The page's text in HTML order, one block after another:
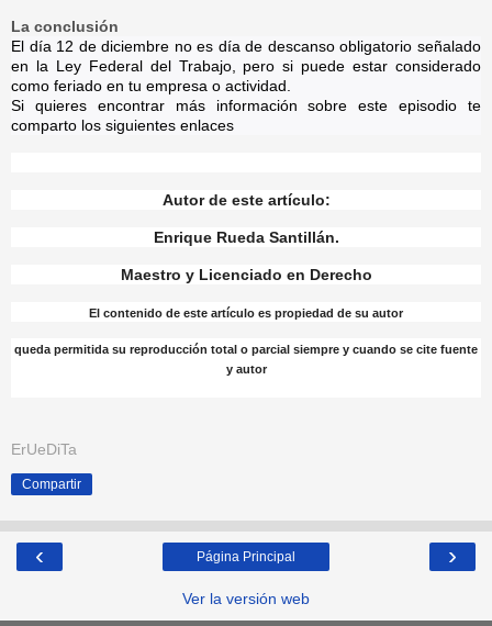
La conclusión
El día 12 de diciembre no es día de descanso obligatorio señalado
en la Ley Federal del Trabajo, pero si puede estar considerado
como feriado en tu empresa o actividad.
Si quieres encontrar más información sobre este episodio te
comparto los siguientes enlaces
Autor de este artículo:
Enrique Rueda Santillán.
Maestro y Licenciado en Derecho
El contenido de este artículo es propiedad de su autor
queda permitida su reproducción total o parcial siempre y cuando se cite fuente
y autor
ErUeDiTa
Compartir
‹ ›
Página Principal
Ver la versión web